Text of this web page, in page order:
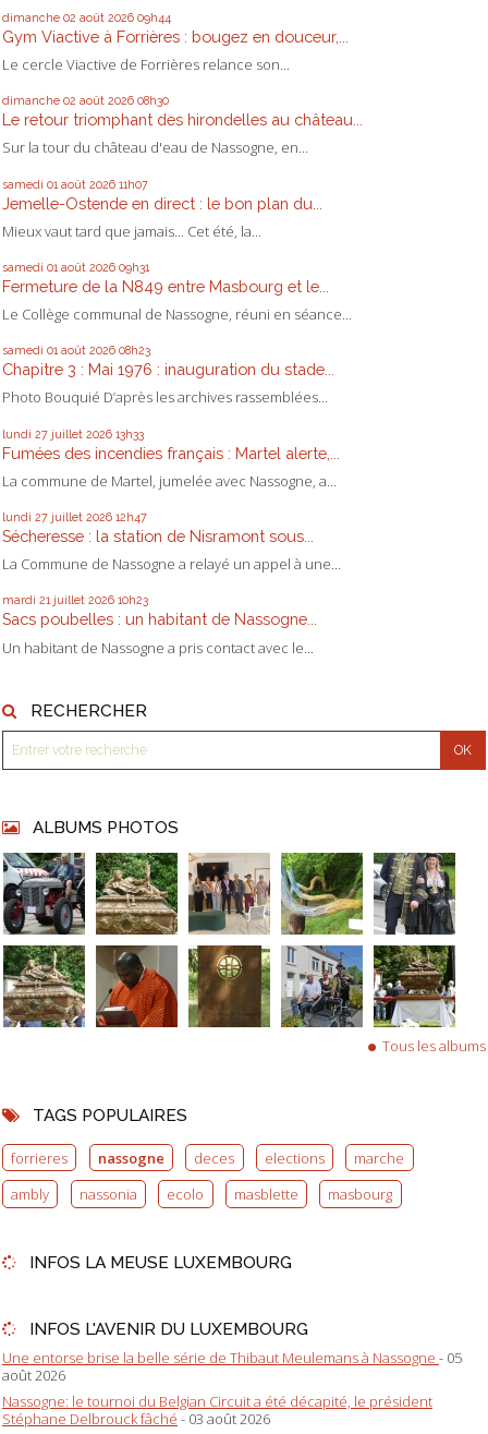
dimanche 02 août 2026 09h44
Gym Viactive à Forrières : bougez en douceur,...
Le cercle Viactive de Forrières relance son...
dimanche 02 août 2026 08h30
Le retour triomphant des hirondelles au château...
Sur la tour du château d'eau de Nassogne, en...
samedi 01 août 2026 11h07
Jemelle-Ostende en direct : le bon plan du...
Mieux vaut tard que jamais... Cet été, la...
samedi 01 août 2026 09h31
Fermeture de la N849 entre Masbourg et le...
Le Collège communal de Nassogne, réuni en séance...
samedi 01 août 2026 08h23
Chapitre 3 : Mai 1976 : inauguration du stade...
Photo Bouquié D’après les archives rassemblées...
lundi 27 juillet 2026 13h33
Fumées des incendies français : Martel alerte,...
La commune de Martel, jumelée avec Nassogne, a...
lundi 27 juillet 2026 12h47
Sécheresse : la station de Nisramont sous...
La Commune de Nassogne a relayé un appel à une...
mardi 21 juillet 2026 10h23
Sacs poubelles : un habitant de Nassogne...
Un habitant de Nassogne a pris contact avec le...
RECHERCHER
ALBUMS PHOTOS
Tous les albums
TAGS POPULAIRES
forrieres nassogne deces elections
marche
ambly
nassonia ecolo masblette masbourg
INFOS LA MEUSE LUXEMBOURG
INFOS L'AVENIR DU LUXEMBOURG
Une entorse brise la belle série de Thibaut Meulemans à Nassogne - 05
août 2026
Nassogne: le tournoi du Belgian Circuit a été décapité, le président
Stéphane Delbrouck fâché - 03 août 2026